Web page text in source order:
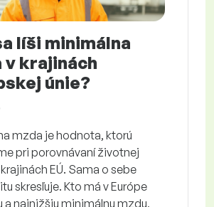
líši minimálna
v krajinách
únie?
mzda je hodnota, ktorú
pri porovnávaní životnej
EÚ. Sama o sebe
skresľuje. Kto má v Európe
a najnižšiu minimálnu mzdu,